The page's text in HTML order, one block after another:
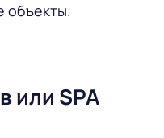
объекты.
или SPA